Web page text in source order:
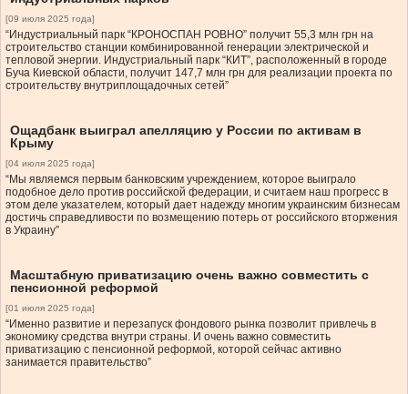
[09 июля 2025 года]
“Индустриальный парк “КРОНОСПАН РОВНО” получит 55,3 млн грн на
строительство станции комбинированной генерации электрической и
тепловой энергии. Индустриальный парк “КИТ”, расположенный в городе
Буча Киевской области, получит 147,7 млн грн для реализации проекта по
строительству внутриплощадочных сетей”
Ощадбанк выиграл апелляцию у России по активам в
Крыму
[04 июля 2025 года]
“Мы являемся первым банковским учреждением, которое выиграло
подобное дело против российской федерации, и считаем наш прогресс в
этом деле указателем, который дает надежду многим украинским бизнесам
достичь справедливости по возмещению потерь от российского вторжения
в Украину”
Масштабную приватизацию очень важно совместить с
пенсионной реформой
[01 июля 2025 года]
“Именно развитие и перезапуск фондового рынка позволит привлечь в
экономику средства внутри страны. И очень важно совместить
приватизацию с пенсионной реформой, которой сейчас активно
занимается правительство”